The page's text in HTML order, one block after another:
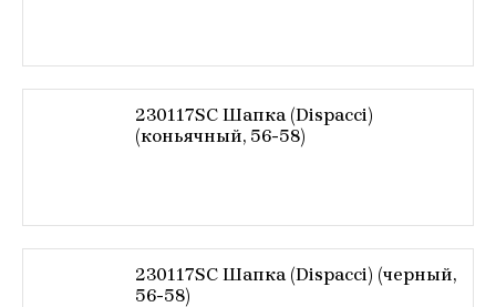
230117SC Шапка (Dispacci)
(коньячный, 56-58)
230117SC Шапка (Dispacci) (черный,
56-58)